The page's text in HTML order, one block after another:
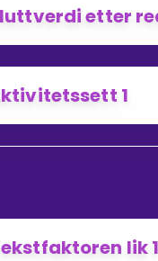
etter
1
lik 1